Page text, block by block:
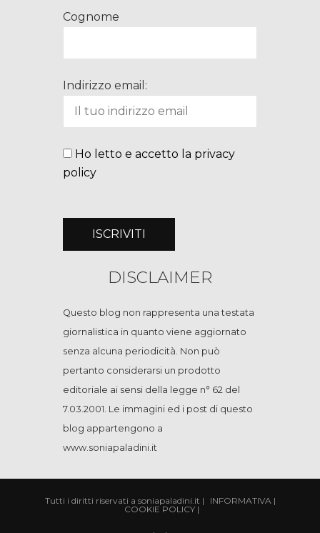
Cognome
Indirizzo email:
Ho letto e accetto la privacy
policy
DISCLAIMER
Questo blog non rappresenta una testata
giornalistica in quanto viene aggiornato
senza alcuna periodicità. Non può
pertanto considerarsi un prodotto
editoriale ai sensi della legge n° 62 del
7.03.2001. Le immagini ed i post di questo
blog appartengono a
www.soniapaladini.it
Tutti i diritti riservati a soniapaladini.it | INFORMATIVA|
COOKIE POLICY |